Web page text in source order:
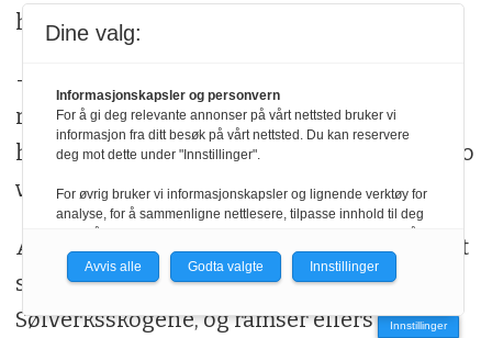
har sneket ham i hælene.
– Bakkene er jo blitt brattere og fuglene
raskere enn de var i gamle dager. Men etter
hvert er turene og kameratskapet blitt desto
viktigere, sier han.
Av favorittområder nevner han Tinn og det
som ennå er igjen av uberørte områder i
Sølverksskogene, og ramser ellers opp en
Innstillinger
Dine valg:
Informasjonskapsler og personvern
For å gi deg relevante annonser på vårt nettsted bruker vi
informasjon fra ditt besøk på vårt nettsted. Du kan reservere
deg mot dette under "Innstillinger".
For øvrig bruker vi informasjonskapsler og lignende verktøy for
analyse, for å sammenligne nettlesere, tilpasse innhold til deg
personvernerklæring.
du få relevante annonser på nettstedene til medlemmene i
nettverket basert på informasjon fra dine besøk på tvers av
Avvis alle Godta valgte Innstillinger